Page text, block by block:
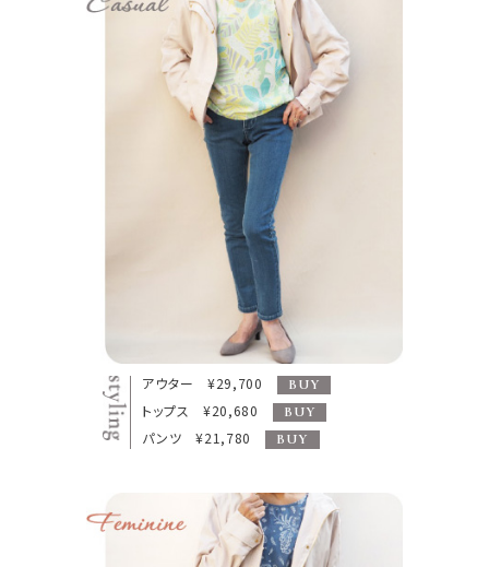
アウター ¥29,700 BUY
トップス ¥20,680 BUY
パンツ ¥21,780 BUY